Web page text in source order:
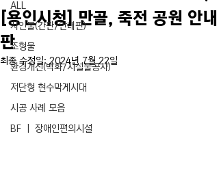
ALL
사인물(간판/안내판)
조형물
환경개선(벽화/시설물공사)
저단형 현수막게시대
시공 사례 모음
BF ㅣ 장애인편의시설
[용인시청] 만골, 죽전 공원 안내
판
최종 수정일:2024년 7월 22일